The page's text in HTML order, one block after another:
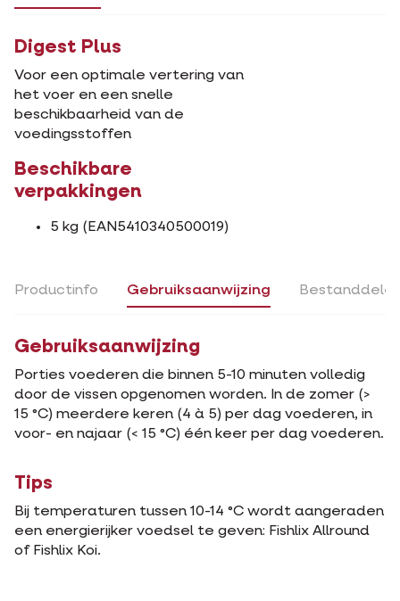
Digest Plus
Voor een optimale vertering van
het voer en een snelle
beschikbaarheid van de
voedingsstoffen
Beschikbare
verpakkingen
5 kg (EAN5410340500019)
Productinfo Gebruiksaanwijzing
Gebruiksaanwijzing
Porties voederen die binnen 5-10 minuten volledig
door de vissen opgenomen worden. In de zomer (>
15 °C) meerdere keren (4 à 5) per dag voederen, in
voor- en najaar (< 15 °C) één keer per dag voederen.
Tips
Bij temperaturen tussen 10-14 °C wordt aangeraden
een energierijker voedsel te geven: Fishlix Allround
of Fishlix Koi.